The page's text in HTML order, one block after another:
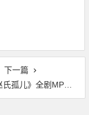
下一篇
孤儿》全剧MP3下载